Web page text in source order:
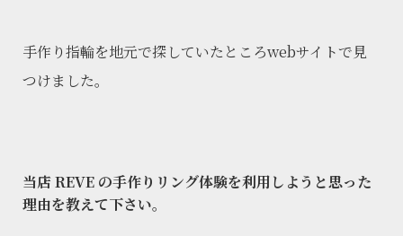
手作り指輪を地元で探していたところwebサイトで見
つけました。
当店 REVE の手作りリング体験を利用しようと思った
理由を教えて下さい。